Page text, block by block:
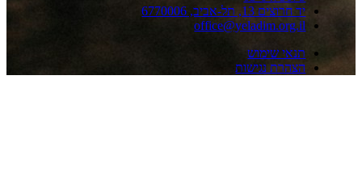
חרוצים 13, תל-אביב, 6770006
שימוש
נגישות